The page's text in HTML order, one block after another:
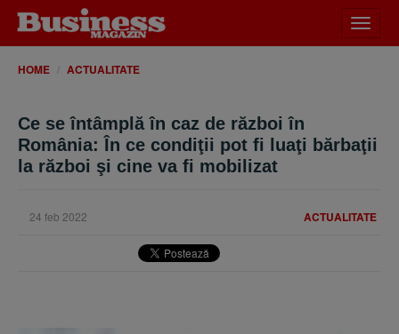
meniu
HOME ACTUALITATE
Ce se întâmplă în caz de război în
România: În ce condiţii pot fi luaţi bărbaţii
la război şi cine va fi mobilizat
ACTUALITATE
24 feb 2022